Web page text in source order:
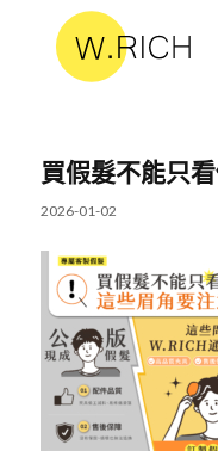
買假髮不能只
2026-01-02